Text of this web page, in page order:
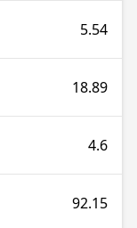
5.54
18.89
4.6
92.15